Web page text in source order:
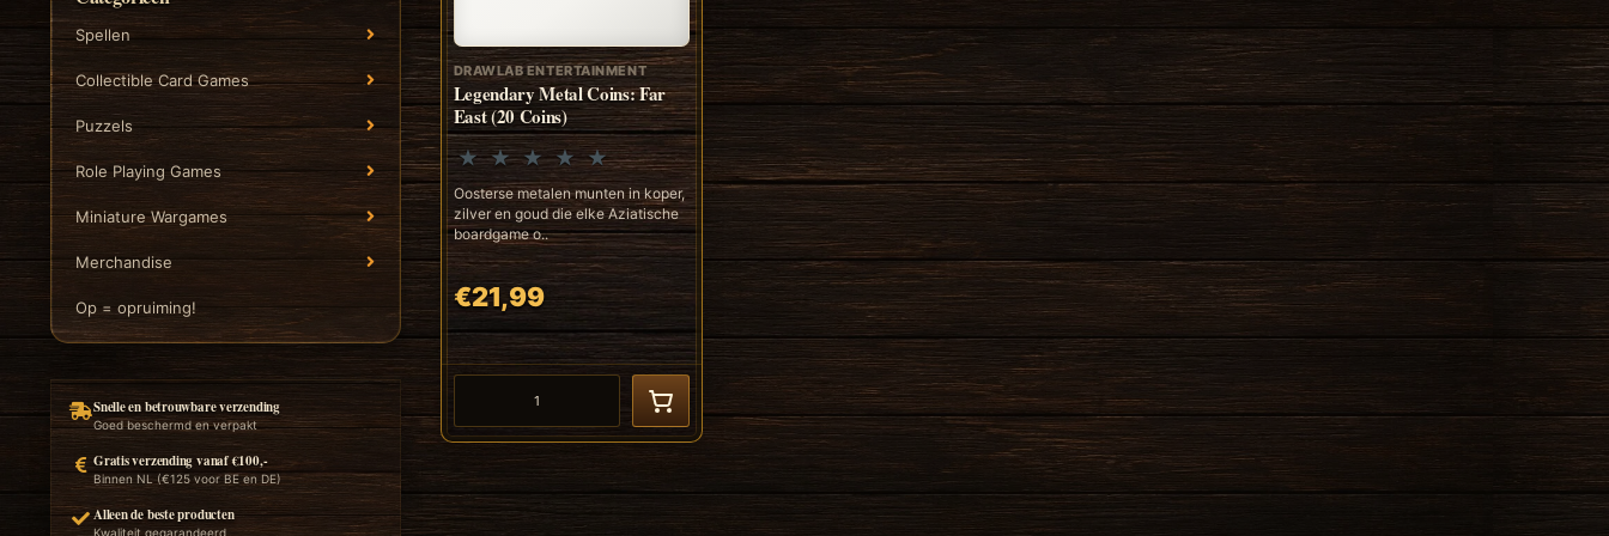
Spellen
Collectible Card Games
Puzzels
Role Playing Games
Miniature Wargames
Merchandise
Op = opruiming!
Snelle en betrouwbare verzending
Goed beschermd en verpakt
Gratis verzending vanaf €100,-
Binnen NL (€125 voor BE en DE)
Alleen de beste producten
Kwaliteit gegarandeerd
DRAWLAB ENTERTAINMENT
Legendary Metal Coins: Far
East (20 Coins)
Oosterse metalen munten in koper,
zilver en goud die elke Aziatische
boardgame o..
€21,99